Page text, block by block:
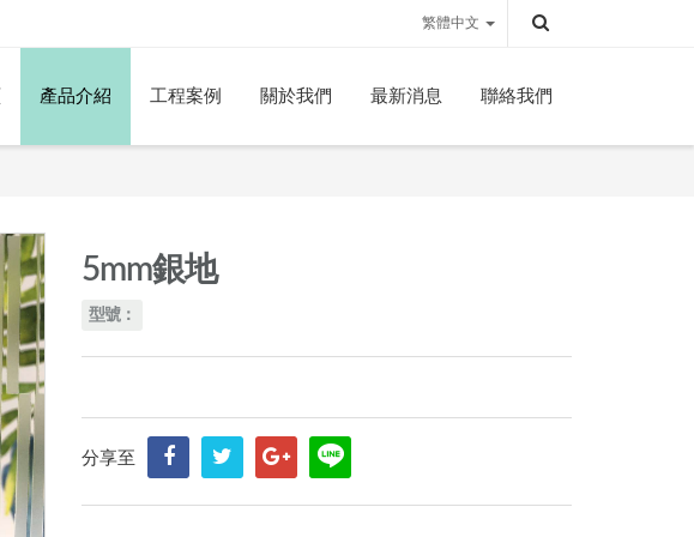
繁體中文
產品介紹 工程案例 關於我們 最新消息 聯絡我們
5mm銀地
型號：
分享至